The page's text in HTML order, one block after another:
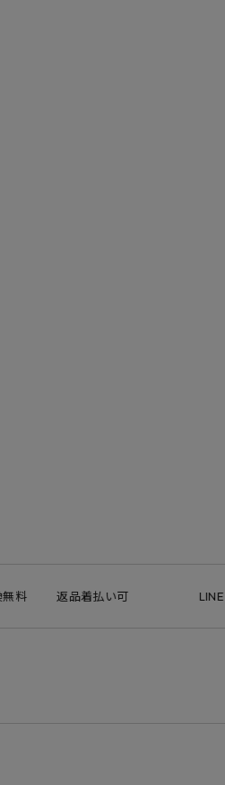
返品着払い可 LINE ID